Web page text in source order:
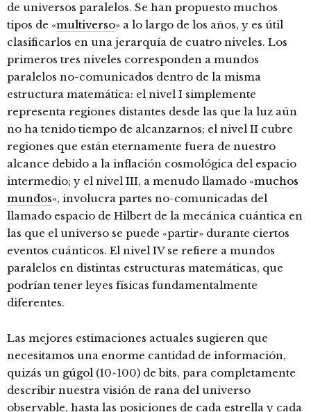
de universos paralelos. Se han propuesto muchos
tipos de «multiverso» a lo largo de los años, y es útil
clasificarlos en una jerarquía de cuatro niveles. Los
primeros tres niveles corresponden a mundos
paralelos no-comunicados dentro de la misma
estructura matemática: el nivel I simplemente
representa regiones distantes desde las que la luz aún
no ha tenido tiempo de alcanzarnos; el nivel II cubre
regiones que están eternamente fuera de nuestro
alcance debido a la inflación cosmológica del espacio
intermedio; y el nivel III, a menudo llamado «muchos
mundos«, involucra partes no-comunicadas del
llamado espacio de Hilbert de la mecánica cuántica en
las que el universo se puede «partir» durante ciertos
eventos cuánticos. El nivel IV se refiere a mundos
paralelos en distintas estructuras matemáticas, que
podrían tener leyes físicas fundamentalmente
diferentes.
Las mejores estimaciones actuales sugieren que
necesitamos una enorme cantidad de información,
quizás un gúgol (10^100) de bits, para completamente
describir nuestra visión de rana del universo
observable, hasta las posiciones de cada estrella y cada